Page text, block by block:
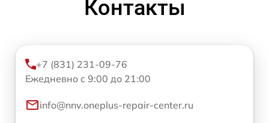
Контакты
+7 (831) 231-09-76
Ежедневно с 9:00 до 21:00
info@nnv.oneplus-repair-center.ru